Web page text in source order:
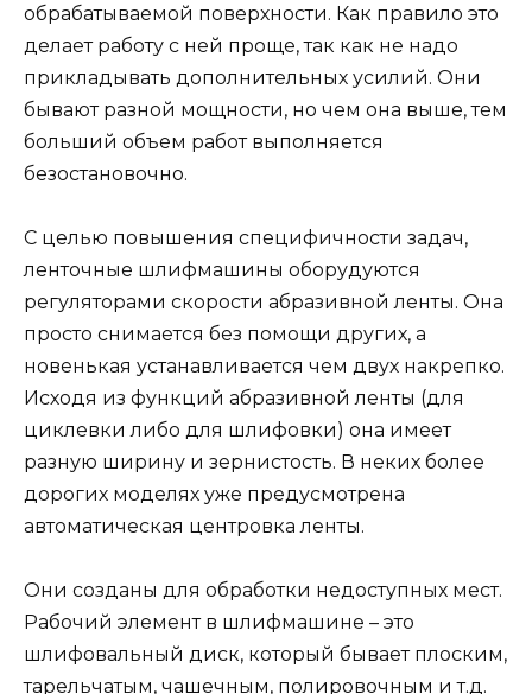
обрабатываемой поверхности. Как правило это
делает работу с ней проще, так как не надо
прикладывать дополнительных усилий. Они
бывают разной мощности, но чем она выше, тем
больший объем работ выполняется
безостановочно.
С целью повышения специфичности задач,
ленточные шлифмашины оборудуются
регуляторами скорости абразивной ленты. Она
просто снимается без помощи других, а
новенькая устанавливается чем двух накрепко.
Исходя из функций абразивной ленты (для
циклевки либо для шлифовки) она имеет
разную ширину и зернистость. В неких более
дорогих моделях уже предусмотрена
автоматическая центровка ленты.
Они созданы для обработки недоступных мест.
Рабочий элемент в шлифмашине – это
шлифовальный диск, который бывает плоским,
тарельчатым, чашечным, полировочным и т.д.